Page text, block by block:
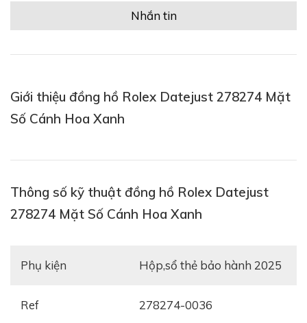
Nhắn tin
Giới thiệu đồng hồ Rolex Datejust 278274 Mặt
Số Cánh Hoa Xanh
Thông số kỹ thuật đồng hồ Rolex Datejust
278274 Mặt Số Cánh Hoa Xanh
Phụ kiện hộp,sổ thẻ bảo hành 2025
Ref 278274-0036